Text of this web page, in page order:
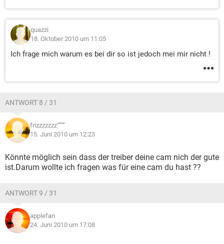
quazzi
18. Oktober 2010 um 11:05
Ich frage mich warum es bei dir so ist jedoch mei mir nicht !
ANTWORT 8 / 31
frizzzzzzz"""""
15. Juni 2010 um 12:23
Könnte möglich sein dass der treiber deine cam nich der gute
ist.Darum wollte ich fragen was für eine cam du hast ??
ANTWORT 9 / 31
applefan
24. Juni 2010 um 17:08